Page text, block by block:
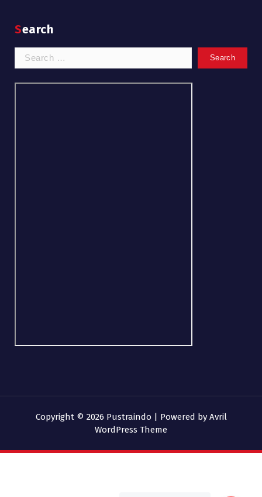
Search
Search
for:
Copyright © 2026 Pustraindo | Powered by Avril
WordPress Theme